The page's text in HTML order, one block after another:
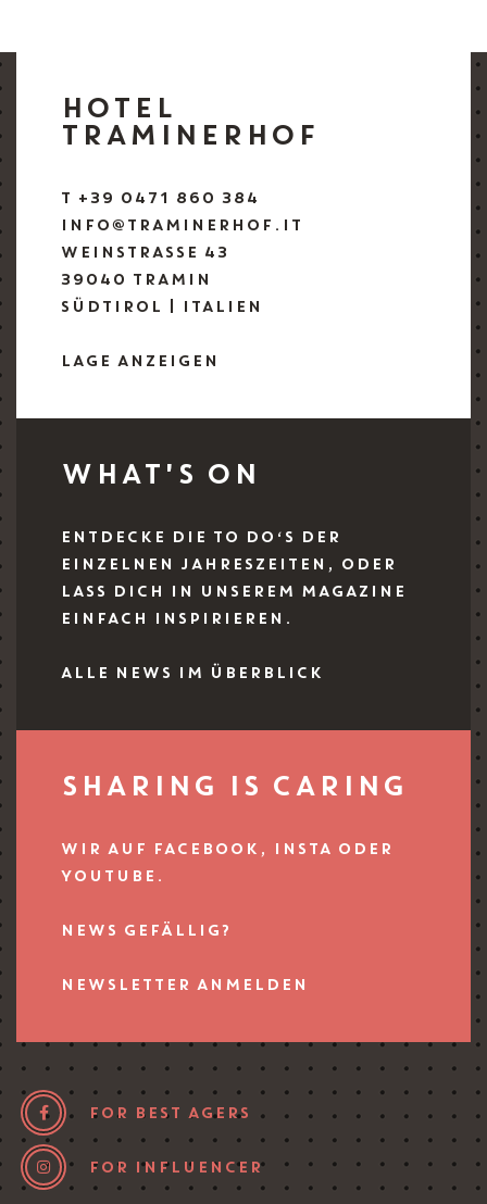
HOTEL
TRAMINERHOF
T +39 0471 860 384
INFO@TRAMINERHOF.IT
WEINSTRASSE 43
39040 TRAMIN
SÜDTIROL | ITALIEN
LAGE ANZEIGEN
WHAT'S ON
ENTDECKE DIE TO DO‘S DER
EINZELNEN JAHRESZEITEN, ODER
LASS DICH IN UNSEREM MAGAZINE
EINFACH INSPIRIEREN.
ALLE NEWS IM ÜBERBLICK
SHARING IS CARING
WIR AUF FACEBOOK, INSTA ODER
YOUTUBE.
NEWS GEFÄLLIG?
NEWSLETTER ANMELDEN
FOR BEST AGERS
FOR INFLUENCER